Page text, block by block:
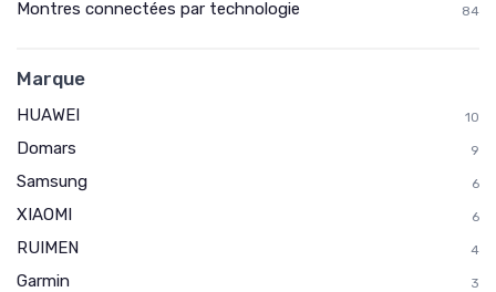
Montres connectées par technologie 84
Marque
HUAWEI 10
Domars 9
Samsung 6
XIAOMI 6
RUIMEN 4
Garmin 3